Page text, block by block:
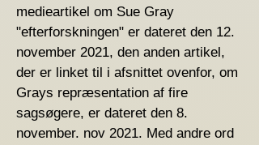
medieartikel om Sue Gray
"efterforskningen" er dateret den 12.
november 2021, den anden artikel,
der er linket til i afsnittet ovenfor, om
Grays repræsentation af fire
sagsøgere, er dateret den 8.
november. nov 2021. Med andre ord